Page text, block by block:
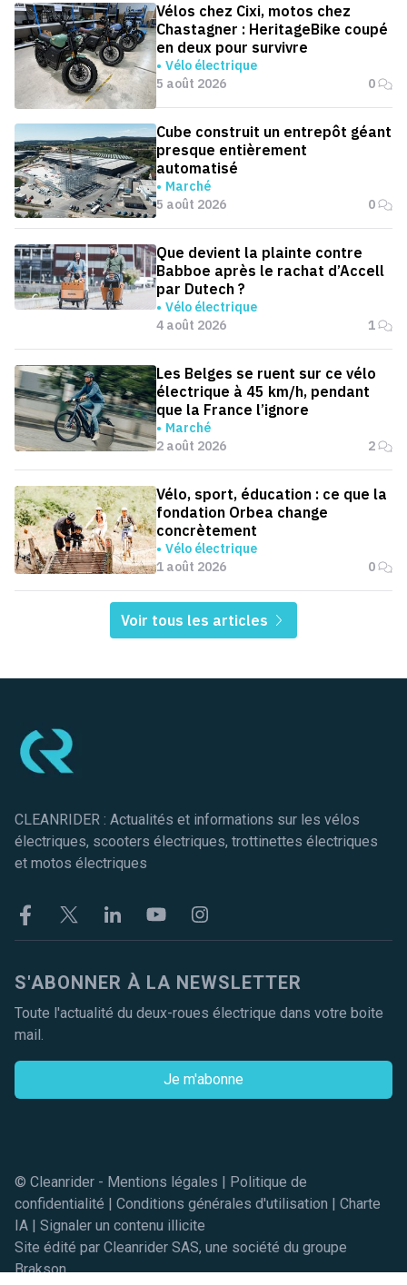
Vélos chez Cixi, motos chez
Chastagner : HeritageBike coupé
en deux pour survivre
Vélo électrique
5 août 2026
0
Cube construit un entrepôt géant
presque entièrement
automatisé
Marché
5 août 2026
0
Que devient la plainte contre
Babboe après le rachat d’Accell
par Dutech ?
Vélo électrique
4 août 2026
1
Les Belges se ruent sur ce vélo
électrique à 45 km/h, pendant
que la France l’ignore
Marché
2 août 2026
2
Vélo, sport, éducation : ce que la
fondation Orbea change
concrètement
Vélo électrique
1 août 2026
0
Voir tous les articles
CLEANRIDER : Actualités et informations sur les vélos
électriques, scooters électriques, trottinettes électriques
et motos électriques
FacebookTwitter LinkekinYoutubeInstagram
S'ABONNER À LA NEWSLETTER
Toute l'actualité du deux-roues électrique dans votre boite
mail.
Je m'abonne
© Cleanrider - Mentions légales | Politique de
confidentialité | Conditions générales d'utilisation | Charte
IA | Signaler un contenu illicite
Site édité par Cleanrider SAS, une société du groupe
Brakson